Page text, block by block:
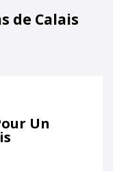
de Calais
Un